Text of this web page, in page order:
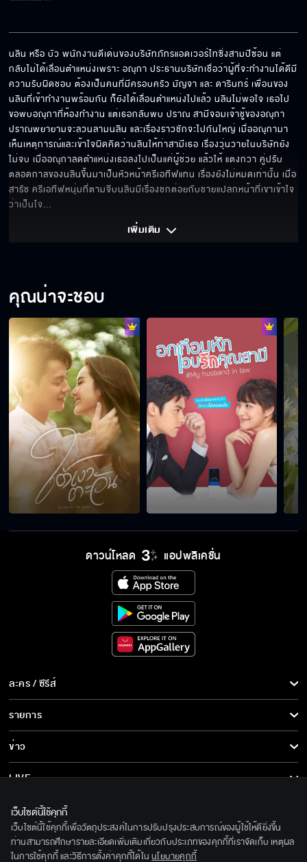
นลิน หรือ บัว พนักงานดีเด่นของบริษัทภัทรแอดเวอร์ไทซิ่งสามปีซ้อน แต่
กลับไม่ได้เลื่อนตำแหน่งเพราะ อณุกา ประธานบริษัทเชื่อว่าผู้ที่จะทำงานได้ดีมี
ความรับผิดชอบ ต้องเป็นคนที่มีครอบครัว มัญจา และ ดารินทร์ เพื่อนของ
นลินที่เข้าทำงานพร้อมกัน ก็ยังได้เลื่อนตำแหน่งไปแล้ว นลินไม่พอใจ เธอไป
ขอพบอณุกาที่ห้องทำงาน แต่เธอกลับพบ ปราณ สามีจอมเจ้าชู้ของอณุกา
ปราณพยายามจะลวนลามนลิน และเรื่องราวชักจะไปกันใหญ่ เมื่ออณุกามา
เห็นเหตุการณ์และเข้าใจผิดคิดว่านลินให้ท่าสามีเธอ เรื่องวุ่นวายในบริษัทยัง
ไม่จบ เมื่ออณุกาลดตำแหน่งเธอลงไปเป็นแค่ผู้ช่วย แล้วให้ แตงกวา คู่ปรับ
ตลอดกาลของนลินขึ้นมาเป็นหัวหน้าครีเอทีฟแทน เรื่องยังไม่หมดเท่านั้น เมื่อ
สารัช ครีเอทีฟหนุ่มที่ตามจีบนลินมีเรื่องชกต่อยกับชายแปลกหน้าที่เขาเข้าใจ
ว่าเป็นโจ...
เพิ่มเติม
คุณน่าจะชอบ
ดาวน์โหลด แอปพลิเคชั่น
ละคร / ซีรีส์
ละคร/ซีรีส์
ซีรีส์นานาชาติ
การ์ตูน & เกม
รายการ
รายการทั้งหมด
ข่าว
ข่าวทั้งหมด
ข่าวประชาสัมพันธ์
LIVE
เกี่ยวกับเรา
BEC World
รู้จักเรา
ติดตามเราได้ที่
เว็บไซต์นี้ใช้คุกกี้
เว็บไซต์นี้ใช้คุกกี้เพื่อวัตถุประสงค์ในการปรับปรุงประสบการณ์ของผู้ใช้ให้ดียิ่งขึ้น
ท่านสามารถศึกษารายละเอียดเพิ่มเติมเกี่ยวกับประเภทของคุกกี้ที่เราจัดเก็บ เหตุผล
ในการใช้คุกกี้ และวิธีการตั้งค่าคุกกี้ได้ใน นโยบายคุกกี้